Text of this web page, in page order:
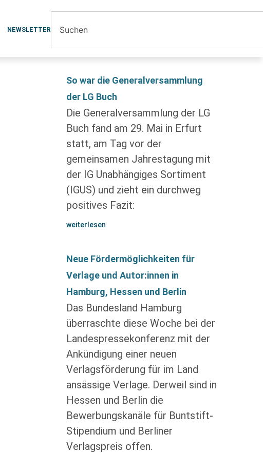
NEWSLETTER
So war die Generalversammlung
der LG Buch
Die Generalversammlung der LG
Buch fand am 29. Mai in Erfurt
statt, am Tag vor der
gemeinsamen Jahrestagung mit
der IG Unabhängiges Sortiment
(IGUS) und zieht ein durchweg
positives Fazit:
weiterlesen
Neue Fördermöglichkeiten für
Verlage und Autor:innen in
Hamburg, Hessen und Berlin
Das Bundesland Hamburg
überraschte diese Woche bei der
Landespressekonferenz mit der
Ankündigung einer neuen
Verlagsförderung für im Land
ansässige Verlage. Derweil sind in
Hessen und Berlin die
Bewerbungskanäle für Buntstift-
Stipendium und Berliner
Verlagspreis offen.